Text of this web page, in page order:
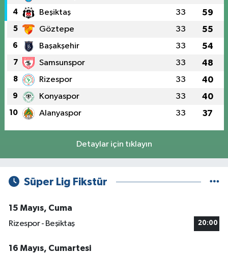
4 Beşiktaş 33 59
5 Göztepe 33 55
6 Başakşehir 33 54
7 Samsunspor 33 48
8 Rizespor 33 40
9 Konyaspor 33 40
10 Alanyaspor 33 37
Detaylar için tıklayın
Süper Lig Fikstür
15 Mayıs, Cuma
Rizespor - Beşiktaş
20:00
16 Mayıs, Cumartesi